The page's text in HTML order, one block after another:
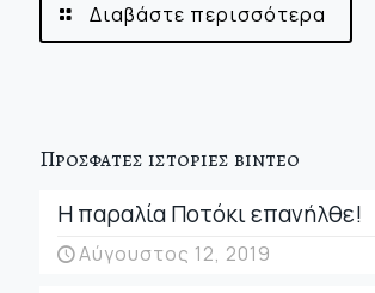
Διαβάστε περισσότερα
Προσφατες ιστοριες βιντεο
Η παραλία Ποτόκι επανήλθε!
Αύγουστος 12, 2019